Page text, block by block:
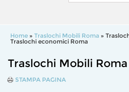
Home » Traslochi Mobili Roma »
Traslochi economici Roma
Traslochi Mobili Roma
STAMPA PAGINA